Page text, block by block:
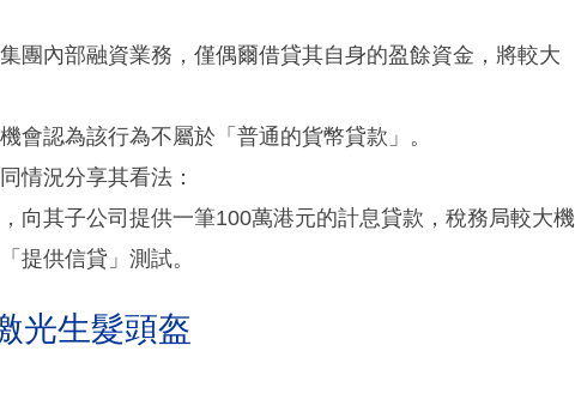
團內部融資業務，僅偶爾借貸其自身的盈餘資金，將較大
會認為該行為不屬於「普通的貨幣貸款」。
情況分享其看法：
向其子公司提供一筆100萬港元的計息貸款，稅務局較大機
提供信貸」測試。
光生髮頭盔